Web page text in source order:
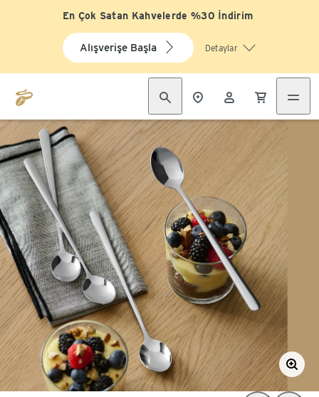
En Çok Satan Kahvelerde %30 İndirim
Alışverişe Başla Detaylar